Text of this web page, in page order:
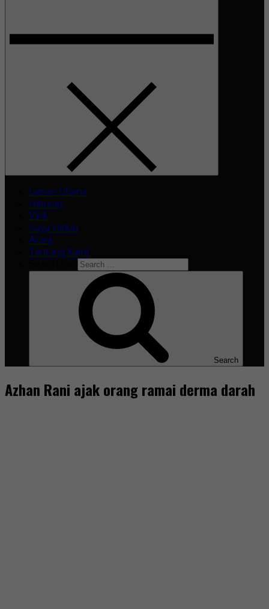
Laman Utama
Hiburan
Viral
Gaya Hidup
Acara
Tentang Kami
Search
Azhan Rani ajak orang ramai derma darah